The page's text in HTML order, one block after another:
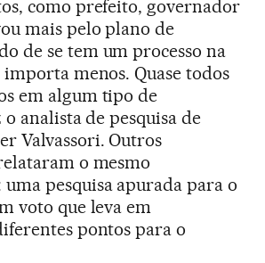
como prefeito, governador
mais pelo plano de
de se tem um processo na
menos. Quase todos
em algum tipo de
o analista de pesquisa de
Valvassori. Outros
o mesmo
pesquisa apurada para o
voto que leva em
pontos para o